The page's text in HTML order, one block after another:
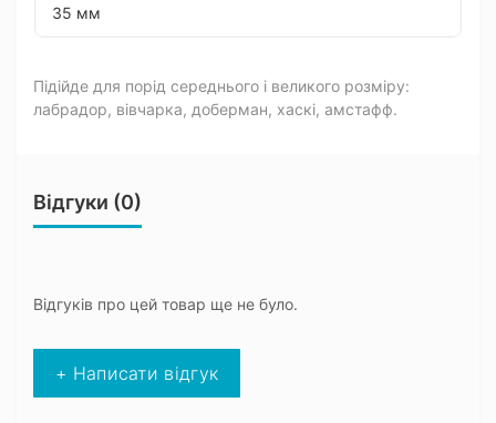
35 мм
Підійде для порід середнього і великого розміру:
лабрадор, вівчарка, доберман, хаскі, амстафф.
Відгуки (0)
Відгуків про цей товар ще не було.
+ Написати відгук